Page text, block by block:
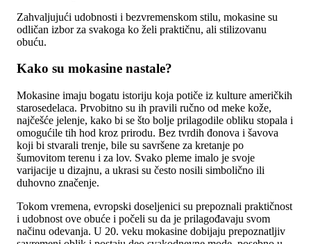
Zahvaljujući udobnosti i bezvremenskom stilu, mokasine su
odličan izbor za svakoga ko želi praktičnu, ali stilizovanu
obuću.
Kako su mokasine nastale?
Mokasine imaju bogatu istoriju koja potiče iz kulture američkih
starosedelaca. Prvobitno su ih pravili ručno od meke kože,
najčešće jelenje, kako bi se što bolje prilagodile obliku stopala i
omogućile tih hod kroz prirodu. Bez tvrdih đonova i šavova
koji bi stvarali trenje, bile su savršene za kretanje po
šumovitom terenu i za lov. Svako pleme imalo je svoje
varijacije u dizajnu, a ukrasi su često nosili simbolično ili
duhovno značenje.
Tokom vremena, evropski doseljenici su prepoznali praktičnost
i udobnost ove obuće i počeli su da je prilagođavaju svom
načinu odevanja. U 20. veku mokasine dobijaju prepoznatljiv